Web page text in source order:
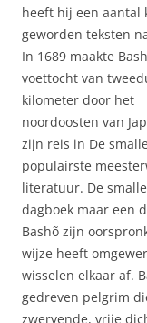
heeft hij een aantal
geworden teksten
In 1689 maakte
voettocht van
kilometer door het
noordoosten van
zijn reis in De
populairste
literatuur. De
dagboek maar een
Bashõ zijn
wijze heeft
wisselen elkaar af.
gedreven pelgrim
zwervende, vrije